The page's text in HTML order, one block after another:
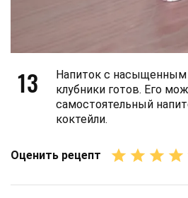
13
Напиток с
клубники готов. Его
самостоятельный
коктейли.
Оценить рецепт